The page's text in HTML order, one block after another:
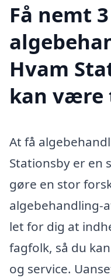
Få nemt
Hvam
kan være
At få
Stationsby er en
gøre en stor
algebehandling-
let for dig at
fagfolk, så du
og service.